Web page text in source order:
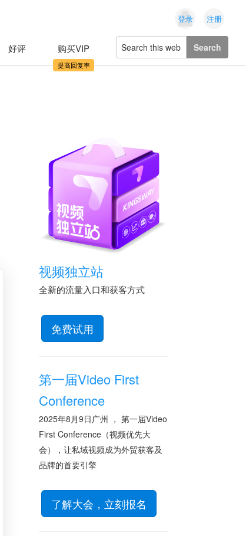
登录 注册
好评 购买VIP
Search
this
website
视频独立站
全新的流量入口和获客方式
免费试用
第一届Video First
Conference
2025年8月9日广州 ， 第一届Video
First Conference（视频优先大
会），让私域视频成为外贸获客及
品牌的首要引擎
了解大会，立刻报名